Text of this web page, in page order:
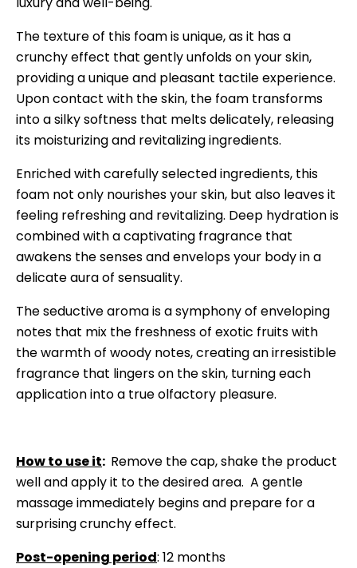
The texture of this foam is unique, as it has a
crunchy effect that gently unfolds on your skin,
providing a unique and pleasant tactile experience.
Upon contact with the skin, the foam transforms
into a silky softness that melts delicately, releasing
its moisturizing and revitalizing ingredients.
Enriched with carefully selected ingredients, this
foam not only nourishes your skin, but also leaves it
feeling refreshing and revitalizing. Deep hydration is
combined with a captivating fragrance that
awakens the senses and envelops your body in a
delicate aura of sensuality.
The seductive aroma is a symphony of enveloping
notes that mix the freshness of exotic fruits with
the warmth of woody notes, creating an irresistible
fragrance that lingers on the skin, turning each
application into a true olfactory pleasure.
How to use it: Remove the cap, shake the product
well and apply it to the desired area. A gentle
massage immediately begins and prepare for a
surprising crunchy effect.
Post-opening period: 12 months